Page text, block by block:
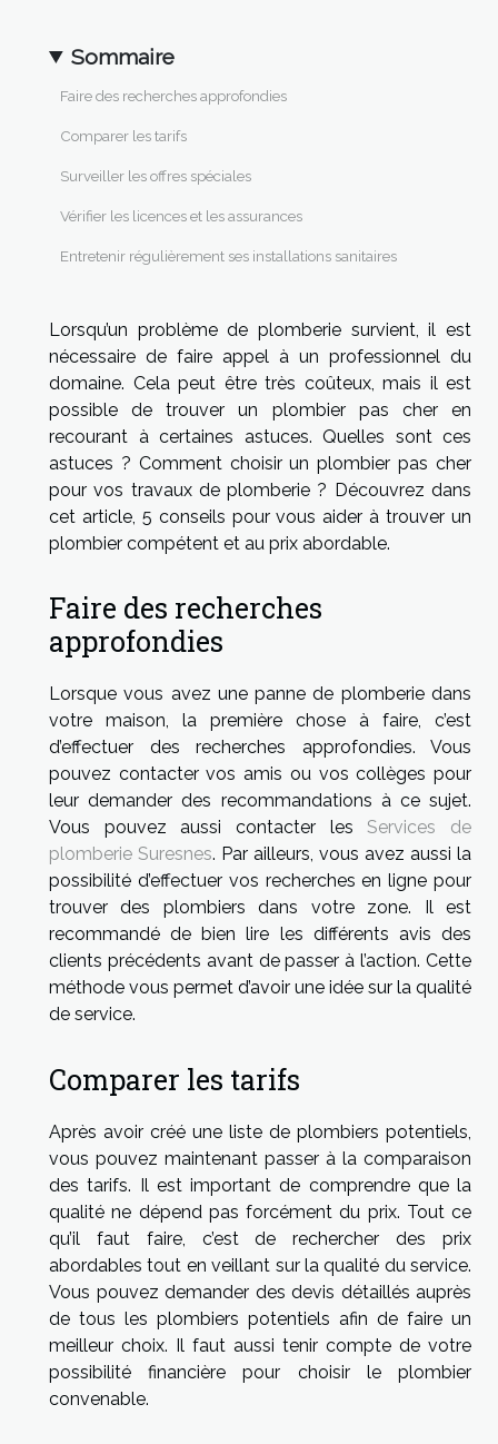
Sommaire
Faire des recherches approfondies
Comparer les tarifs
Surveiller les offres spéciales
Vérifier les licences et les assurances
Entretenir régulièrement ses installations sanitaires
Lorsqu’un problème de plomberie survient, il est
nécessaire de faire appel à un professionnel du
domaine. Cela peut être très coûteux, mais il est
possible de trouver un plombier pas cher en
recourant à certaines astuces. Quelles sont ces
astuces ? Comment choisir un plombier pas cher
pour vos travaux de plomberie ? Découvrez dans
cet article, 5 conseils pour vous aider à trouver un
plombier compétent et au prix abordable.
Faire des recherches
approfondies
Lorsque vous avez une panne de plomberie dans
votre maison, la première chose à faire, c’est
d’effectuer des recherches approfondies. Vous
pouvez contacter vos amis ou vos collèges pour
leur demander des recommandations à ce sujet.
Vous pouvez aussi contacter lesServices de
plomberie Suresnes. Par ailleurs, vous avez aussi la
possibilité d’effectuer vos recherches en ligne pour
trouver des plombiers dans votre zone. Il est
recommandé de bien lire les différents avis des
clients précédents avant de passer à l’action. Cette
méthode vous permet d’avoir une idée sur la qualité
de service.
Comparer les tarifs
Après avoir créé une liste de plombiers potentiels,
vous pouvez maintenant passer à la comparaison
des tarifs. Il est important de comprendre que la
qualité ne dépend pas forcément du prix. Tout ce
qu’il faut faire, c’est de rechercher des prix
abordables tout en veillant sur la qualité du service.
Vous pouvez demander des devis détaillés auprès
de tous les plombiers potentiels afin de faire un
meilleur choix. Il faut aussi tenir compte de votre
possibilité financière pour choisir le plombier
convenable.